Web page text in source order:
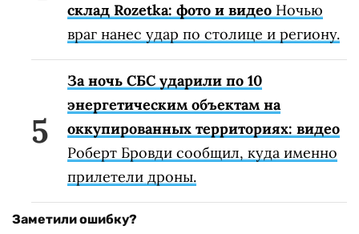
склад Rozetka: фото и видео Ночью
враг нанес удар по столице и региону.
За ночь СБС ударили по 10
энергетическим объектам на
оккупированных территориях: видео
Роберт Бровди сообщил, куда именно
прилетели дроны.
Заметили ошибку?